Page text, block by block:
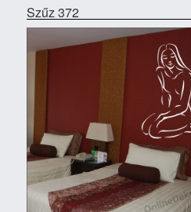
Szűz 372